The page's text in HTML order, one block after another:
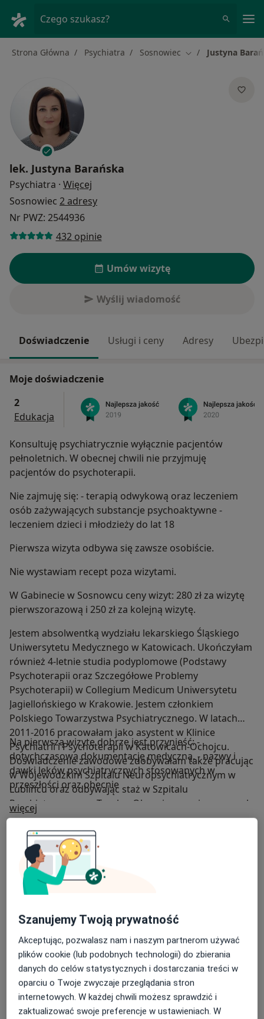
Czego szukasz?
Strona Główna Psychiatra Sosnowiec Zmień miasto
Justyna
lek. Justyna Barańska
Psychiatra · Więcej
Sosnowiec 2 adresy
Nr PWZ: 2544936
432 opinie
Umów wizytę
Wyślij wiadomość
Doświadczenie Usługi i ceny Adresy
Moje doświadczenie
2
Edukacja
Konsultuję psychiatrycznie wyłącznie pacjentów
pełnoletnich. W obecnej chwili nie przyjmuję
pacjentów do psychoterapii.
Nie zajmuję się: - terapią odwykową oraz leczeniem
osób zażywających substancje psychoaktywne -
leczeniem dzieci i młodzieży do lat 18
Pierwsza wizyta odbywa się zawsze osobiście.
Nie wystawiam recept poza wizytami.
W Gabinecie w Sosnowcu ceny wizyt: 280 zł za wizytę
pierwszorazową i 250 zł za kolejną wizytę.
Jestem absolwentką wydziału lekarskiego Śląskiego
Uniwersytetu Medycznego w Katowicach. Ukończyłam
również 4-letnie studia podyplomowe (Podstawy
Psychoterapii oraz Szczegółowe Problemy
Psychoterapii) w Collegium Medicum Uniwersytetu
Jagiellońskiego w Krakowie. Jestem członkiem
Polskiego Towarzystwa Psychiatrycznego. W latach
2011-2016 pracowałam jako asystent w Klinice
Psychiatrii i Psychoterapii w Katowicach-Ochojcu.
Doświadczenie zawodowe zdobywałam także pracując
w Wojewódzkim Szpitalu Neuropsychiatrycznym w
Lublińcu oraz odbywając staż w Szpitalu
Psychiatrycznym w Toszku. Obecnie pracuję w ramach
psychiatrycznej opieki ambulatoryjnej. Ze względu na
zainteresowania psychoterapeutyczne szczególną
wagę przykładam do całościowego rozumienia
problematyki pacjenta.
Na pierwszą wizytę dobrze jest przynieść: -
dotychczasową dokumentację medyczną, - nazwy i
dawki leków psychiatrycznych stosowanych w
przeszłości oraz obecnie
więcej
Zakres porad
Psychiatria
Główne obszary pomocy
Zaburzenia lękowe
Pacjenci których przyjmuję
Dorośli
Rodzaje konsultacji
StacjonarneZobacz lokalizacje (2)
Zdjęcia i filmy
Szanujemy Twoją prywatność
Akceptując, pozwalasz nam i naszym partnerom używać
plików cookie (lub podobnych technologii) do zbierania
danych do celów statystycznych i dostarczania treści w
oparciu o Twoje zwyczaje przeglądania stron
internetowych. W każdej chwili możesz sprawdzić i
zaktualizować swoje preferencje w ustawieniach. W